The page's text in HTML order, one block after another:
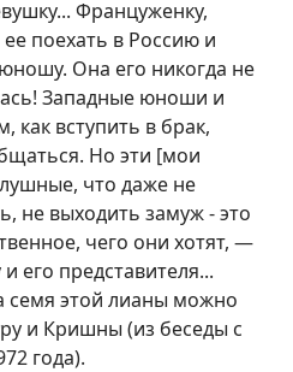
Француженку,
поехать в Россию и
Она его никогда не
Западные юноши и
как вступить в брак,
Но эти [мои
что даже не
не выходить замуж - это
чего они хотят, —
его представителя...
семя этой лианы можно
и Кришны (из беседы с
года).